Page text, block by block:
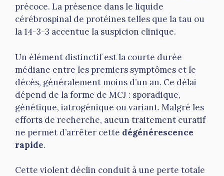
précoce. La présence dans le liquide
cérébrospinal de protéines telles que la tau ou
la 14-3-3 accentue la suspicion clinique.
Un élément distinctif est la courte durée
médiane entre les premiers symptômes et le
décès, généralement moins d’un an. Ce délai
dépend de la forme de MCJ : sporadique,
génétique, iatrogénique ou variant. Malgré les
efforts de recherche, aucun traitement curatif
ne permet d’arrêter cette dégénérescence
rapide.
Cette violent déclin conduit à une perte totale